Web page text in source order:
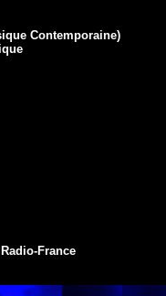
Contemporaine)
France